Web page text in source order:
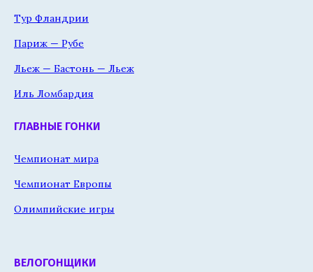
Тур Фландрии
Париж — Рубе
Льеж — Бастонь — Льеж
Иль Ломбардия
ГЛАВНЫЕ ГОНКИ
Чемпионат мира
Чемпионат Европы
Олимпийские игры
ВЕЛОГОНЩИКИ